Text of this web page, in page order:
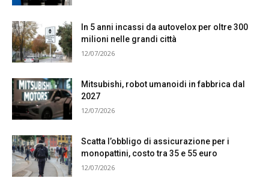
In 5 anni incassi da autovelox per oltre 300
milioni nelle grandi città
12/07/2026
Mitsubishi, robot umanoidi in fabbrica dal
2027
12/07/2026
Scatta l’obbligo di assicurazione per i
monopattini, costo tra 35 e 55 euro
12/07/2026